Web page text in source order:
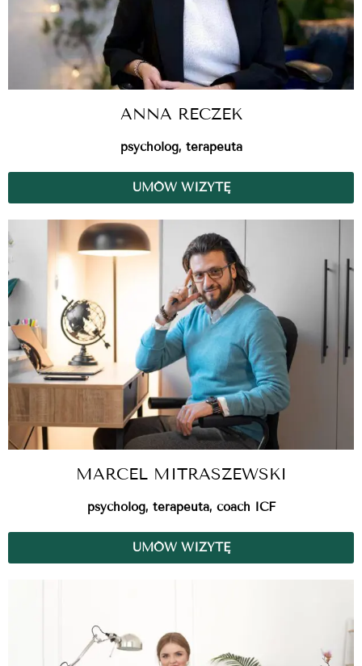
ANNA RECZEK
psycholog, terapeuta
UMÓW WIZYTĘ
MARCEL MITRASZEWSKI
psycholog, terapeuta, coach ICF
UMÓW WIZYTĘ